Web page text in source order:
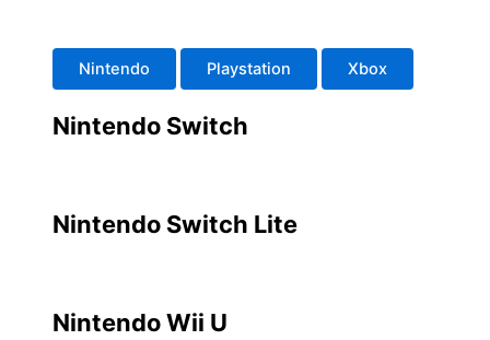
Nintendo Playstation Xbox
Nintendo Switch
Nintendo Switch Lite
Nintendo Wii U